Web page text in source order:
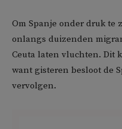
Om Spanje onder druk
onlangs duizenden
Ceuta laten vluchten. Dit
want gisteren besloot de
vervolgen.